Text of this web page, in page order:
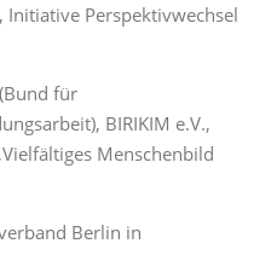
Perspektivwechsel
für
BIRIKIM e.V.,
Menschenbild
Berlin in